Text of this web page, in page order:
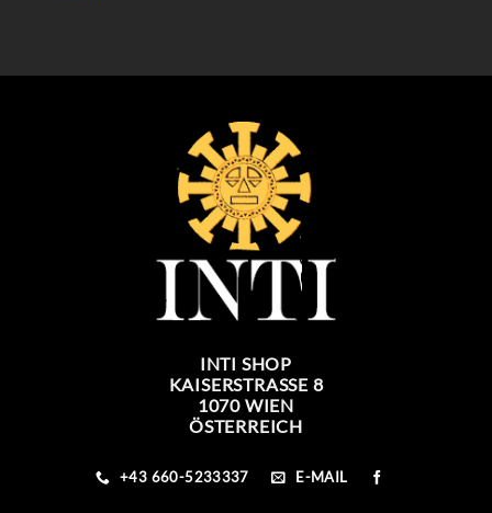
INTI SHOP
KAISERSTRASSE 8
1070 WIEN
ÖSTERREICH
+43 660-5233337 E-MAIL